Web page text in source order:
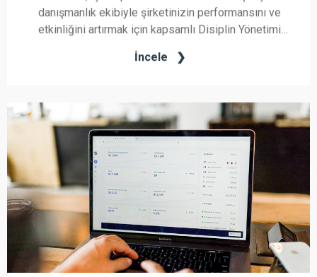
danışmanlık ekibiyle şirketinizin performansını ve
etkinliğini artırmak için kapsamlı Disiplin Yönetimi
zorlukları en aza indirerek, şirketinizin düzeni ve
İncele